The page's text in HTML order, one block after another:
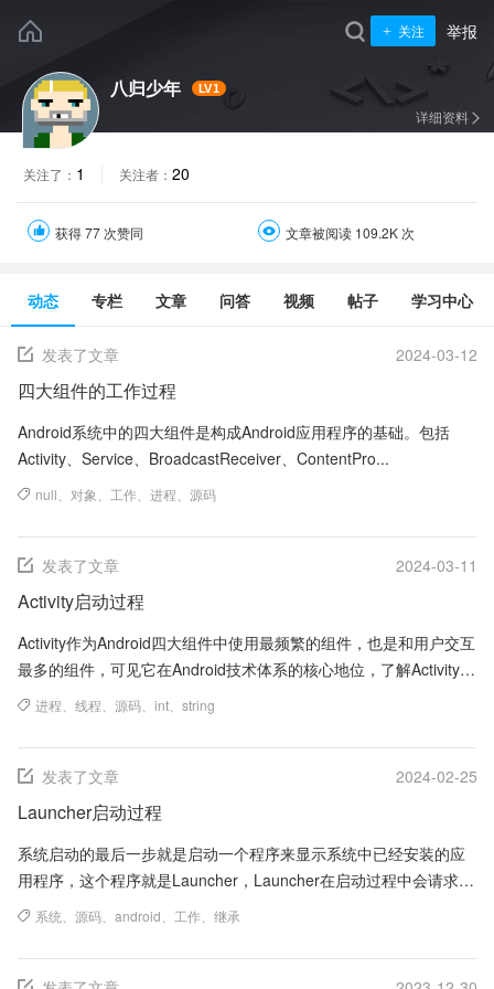
关注 举报
八归少年 LV1
详细资料
关注了： 1 关注者： 20
获得 77 次赞同 文章被阅读 109.2K 次
动态 专栏 文章 问答 视频 帖子 学习中心
发表了文章 2024-03-12
四大组件的工作过程
Android系统中的四大组件是构成Android应用程序的基础。包括
Activity、Service、BroadcastReceiver、ContentPro...
null 对象 工作 进程 源码
发表了文章 2024-03-11
Activity启动过程
Activity作为Android四大组件中使用最频繁的组件，也是和用户交互
最多的组件，可见它在Android技术体系的核心地位，了解Activity的
启动过程...
进程 线程 源码 int string
发表了文章 2024-02-25
Launcher启动过程
系统启动的最后一步就是启动一个程序来显示系统中已经安装的应
用程序，这个程序就是Launcher，Launcher在启动过程中会请求
PackageManagerS...
系统 源码 android 工作 继承